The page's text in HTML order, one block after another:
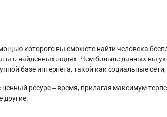
которого вы сможете найти человека
о найденных людях. Чем больше данных вы
базе интернета, такой как социальные
ресурс – время, прилагая максимум
другие.